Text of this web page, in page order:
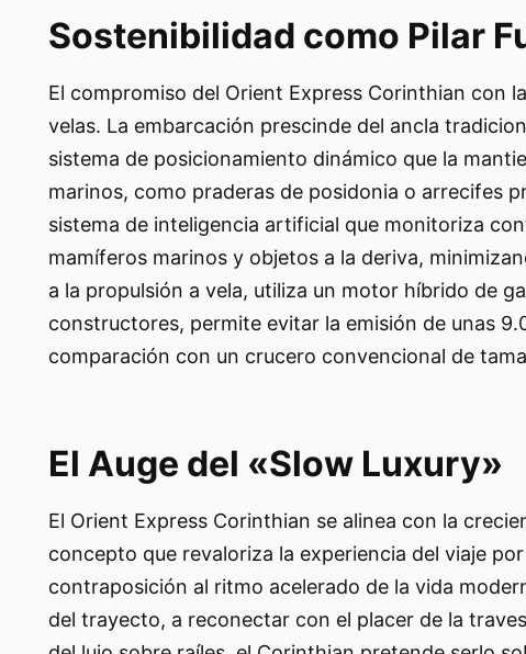
Sostenibilidad como Pilar
El compromiso del Orient Express Corinthian con
velas. La embarcación prescinde del ancla
sistema de posicionamiento dinámico que la
marinos, como praderas de posidonia o arrecifes
sistema de inteligencia artificial que monitoriza
mamíferos marinos y objetos a la deriva,
a la propulsión a vela, utiliza un motor híbrido de
constructores, permite evitar la emisión de unas
comparación con un crucero convencional de
El Auge del «Slow Luxury»
El Orient Express Corinthian se alinea con la
concepto que revaloriza la experiencia del viaje
contraposición al ritmo acelerado de la vida
del trayecto, a reconectar con el placer de la